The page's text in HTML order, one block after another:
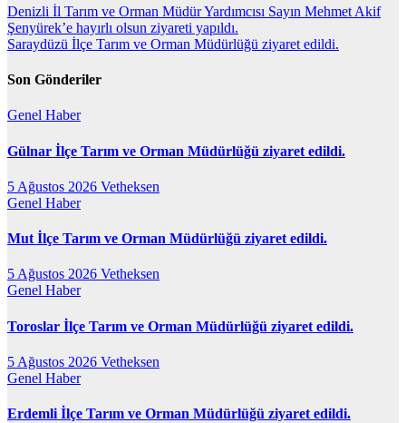
Yazı
gezinmesi
Denizli İl Tarım ve Orman Müdür Yardımcısı Sayın Mehmet Akif
Şenyürek’e hayırlı olsun ziyareti yapıldı.
Saraydüzü İlçe Tarım ve Orman Müdürlüğü ziyaret edildi.
Son Gönderiler
Genel Haber
Gülnar İlçe Tarım ve Orman Müdürlüğü ziyaret edildi.
5 Ağustos 2026 Vetheksen
Genel Haber
Mut İlçe Tarım ve Orman Müdürlüğü ziyaret edildi.
5 Ağustos 2026 Vetheksen
Genel Haber
Toroslar İlçe Tarım ve Orman Müdürlüğü ziyaret edildi.
5 Ağustos 2026 Vetheksen
Genel Haber
Erdemli İlçe Tarım ve Orman Müdürlüğü ziyaret edildi.